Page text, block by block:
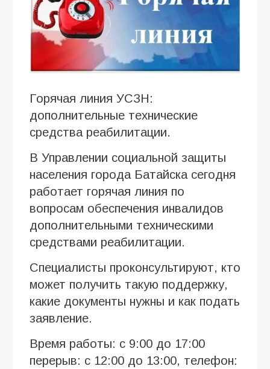
Горячая линия УСЗН:
дополнительные технические
средства реабилитации.
В Управлении социальной защиты
населения города Батайска сегодня
работает горячая линия по
вопросам обеспечения инвалидов
дополнительными техническими
средствами реабилитации.
Специалисты проконсультируют, кто
может получить такую поддержку,
какие документы нужны и как подать
заявление.
Время работы: с 9:00 до 17:00
перерыв: с 12:00 до 13:00, телефон: